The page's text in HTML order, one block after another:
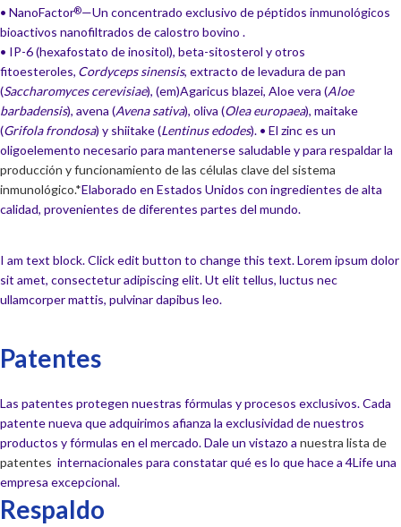
• NanoFactor®—Un concentrado exclusivo de péptidos inmunológicos
bioactivos nanofiltrados de calostro bovino .
• IP-6 (hexafostato de inositol), beta-sitosterol y otros
fitoesteroles, Cordyceps sinensis, extracto de levadura de pan
(Saccharomyces cerevisiae), (em)Agaricus blazei, Aloe vera (Aloe
barbadensis), avena (Avena sativa), oliva (Olea europaea), maitake
(Grifola frondosa) y shiitake (Lentinus edodes). • El zinc es un
oligoelemento necesario para mantenerse saludable y para respaldar la
producción y funcionamiento de las células clave del sistema
inmunológico.*Elaborado en Estados Unidos con ingredientes de alta
calidad, provenientes de diferentes partes del mundo.
I am text block. Click edit button to change this text. Lorem ipsum dolor
sit amet, consectetur adipiscing elit. Ut elit tellus, luctus nec
ullamcorper mattis, pulvinar dapibus leo.
Patentes
Las patentes protegen nuestras fórmulas y procesos exclusivos. Cada
patente nueva que adquirimos afianza la exclusividad de nuestros
productos y fórmulas en el mercado. Dale un vistazo a nuestra lista de
patentes internacionales para constatar qué es lo que hace a 4Life una
empresa excepcional.
Respaldo